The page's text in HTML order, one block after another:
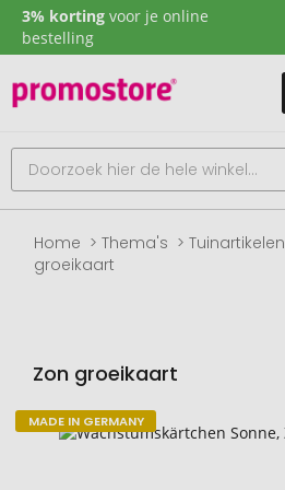
3% korting voor je online
bestelling
Home Thema's Tuinartikelen
groeikaart
Zon groeikaart
Naar
MADE IN GERMANY